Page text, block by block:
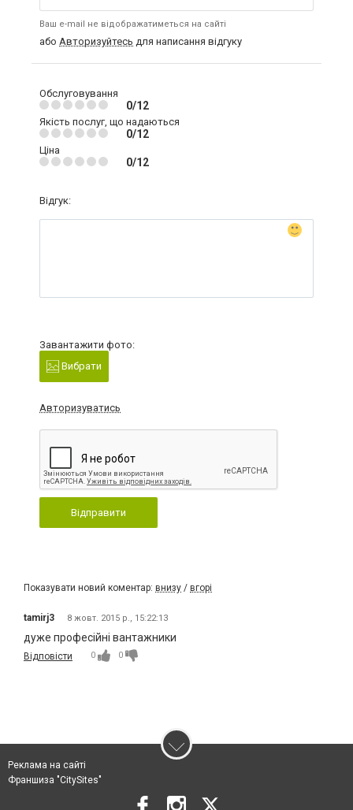
Ваш e-mail не відображатиметься на сайті
або Авторизуйтесь для написання відгуку
Обслуговування
0/12
Якість послуг, що надаються
0/12
Ціна
0/12
Відгук:
Завантажити фото:
Вибрати
Авторизуватись
Відправити
Показувати новий коментар: внизу / вгорі
tamirj3 8 жовт. 2015 р., 15:22:13
дуже професійні вантажники
Відповісти 0 0
Реклама на сайті
Франшиза "CitySites"